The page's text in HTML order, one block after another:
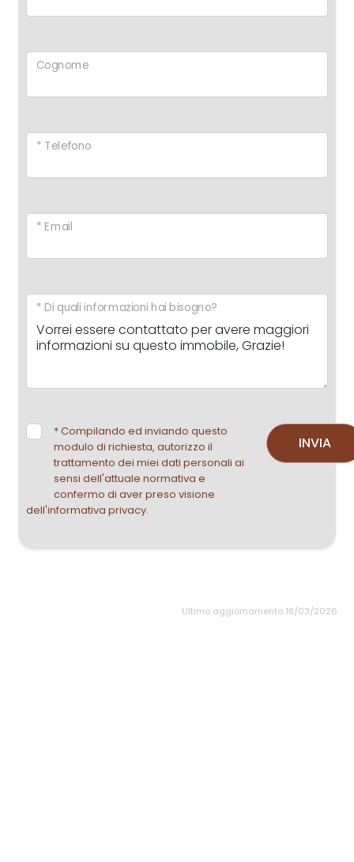
Cognome
* Telefono
* Email
* Di quali informazioni hai bisogno?
*Compilando ed inviando questo
modulo di richiesta, autorizzo il
trattamento dei miei dati personali ai
sensi dell'attuale normativa e
confermo di aver preso visione
dell'informativa privacy.
INVIA
Ultimo aggiornamento 18/03/2026